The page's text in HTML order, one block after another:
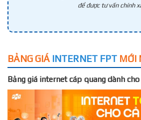
để được tư vấn chính
BẢNG GIÁ INTERNET FPT MỚI
Bảng giá internet cáp quang dành